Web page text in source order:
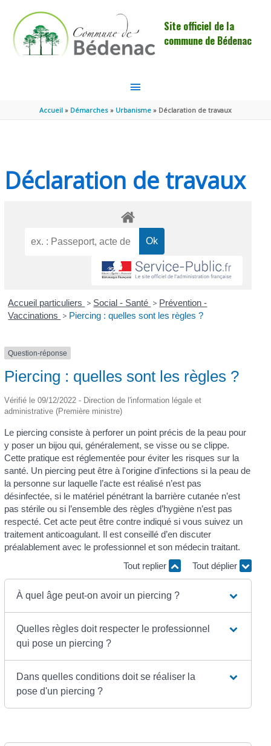
Site officiel de la
commune de Bédenac
MENU
PRINCIPAL
Accueil Démarches Urbanisme Déclaration de travaux
Déclaration de travaux
Accueil particuliers > Social - Santé > Prévention -
Vaccinations > Piercing : quelles sont les règles ?
Question-réponse
Piercing : quelles sont les règles ?
Vérifié le 09/12/2022 - Direction de l'information légale et
administrative (Première ministre)
Le piercing consiste à perforer un point précis de la peau pour
y poser un bijou qui, généralement, se visse ou se clippe.
Cette pratique est réglementée pour éviter les risques sur la
santé. Un piercing peut être à l'origine d'infections si la peau de
la personne sur laquelle l’acte est réalisé n’est pas
désinfectée, si le matériel pénétrant la barrière cutanée n’est
pas stérile ou si l’ensemble des règles d’hygiène n’est pas
respecté. Cet acte peut être contre indiqué si vous suivez un
traitement anticoagulant. Il est conseillé d’en discuter
préalablement avec le professionnel et son médecin traitant.
Tout replier
Tout déplier
À quel âge peut-on avoir un piercing ?
Quelles règles doit respecter le professionnel
qui pose un piercing ?
Dans quelles conditions doit se réaliser la
pose d'un piercing ?